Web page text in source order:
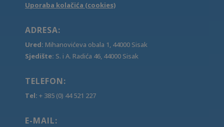
Uporaba kolačića (cookies)
ADRESA:
Ured: Mihanovićeva obala 1, 44000 Sisak
Sjedište: S. i A. Radića 46, 44000 Sisak
TELEFON:
Tel: + 385 (0) 44 521 227
E-MAIL: